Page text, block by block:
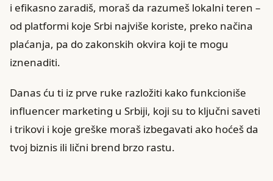
i efikasno zaradiš, moraš da razumeš lokalni teren –
od platformi koje Srbi najviše koriste, preko načina
plaćanja, pa do zakonskih okvira koji te mogu
iznenaditi.
Danas ću ti iz prve ruke razložiti kako funkcioniše
influencer marketing u Srbiji, koji su to ključni saveti
i trikovi i koje greške moraš izbegavati ako hoćeš da
tvoj biznis ili lični brend brzo rastu.